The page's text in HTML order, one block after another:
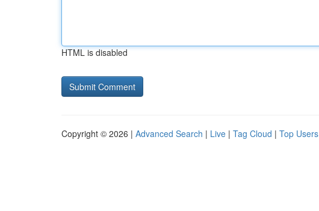
HTML is disabled
Copyright © 2026 | Advanced Search | Live | Tag Cloud | Top Users